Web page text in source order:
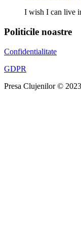
I wish I can live
Politicile noastre
Confidentialitate
GDPR
Presa Clujenilor ©